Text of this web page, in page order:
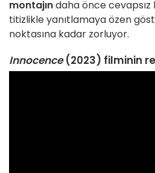
montajındaha önce cevapsız
titizlikle yanıtlamaya özen
noktasına kadar zorluyor.
Innocence(2023) filminin